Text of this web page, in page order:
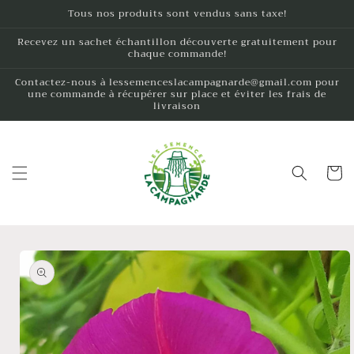
contenu
Tous nos produits sont vendus sans taxe!
Recevez un sachet échantillon découverte gratuitement pour
chaque commande!
Contactez-nous à lessemenceslacampagnarde@gmail.com pour
une commande à récupérer sur place et éviter les frais de
livraison
Panier
Passer aux
informations
produits